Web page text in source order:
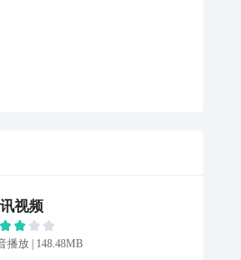
视频
播放 | 148.48MB